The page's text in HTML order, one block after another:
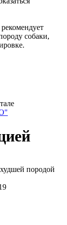
собаки,
породой